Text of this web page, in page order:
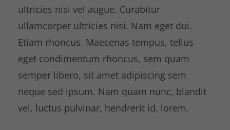
ultricies nisi vel augue. Curabitur
ullamcorper ultricies nisi. Nam eget dui.
Etiam rhoncus. Maecenas tempus, tellus
eget condimentum rhoncus, sem quam
semper libero, sit amet adipiscing sem
neque sed ipsum. Nam quam nunc, blandit
vel, luctus pulvinar, hendrerit id, lorem.